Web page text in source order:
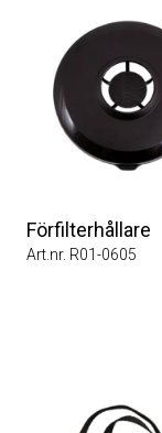
Förfilterhållare
Art.nr. R01-0605